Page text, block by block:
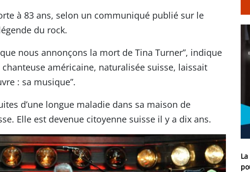
à 83 ans, selon un communiqué publié sur le
du rock.
que nous annonçons la mort de Tina Turner”, indique
américaine, naturalisée suisse, laissait
: sa musique”.
d’une longue maladie dans sa maison de
Elle est devenue citoyenne suisse il y a dix ans.